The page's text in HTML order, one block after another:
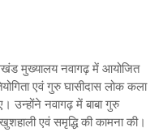
मुख्यालय नवागढ़ में आयोजित
एवं गुरु घासीदास लोक कला
उन्होंने नवागढ़ में बाबा गुरु
एवं समृद्धि की कामना की।